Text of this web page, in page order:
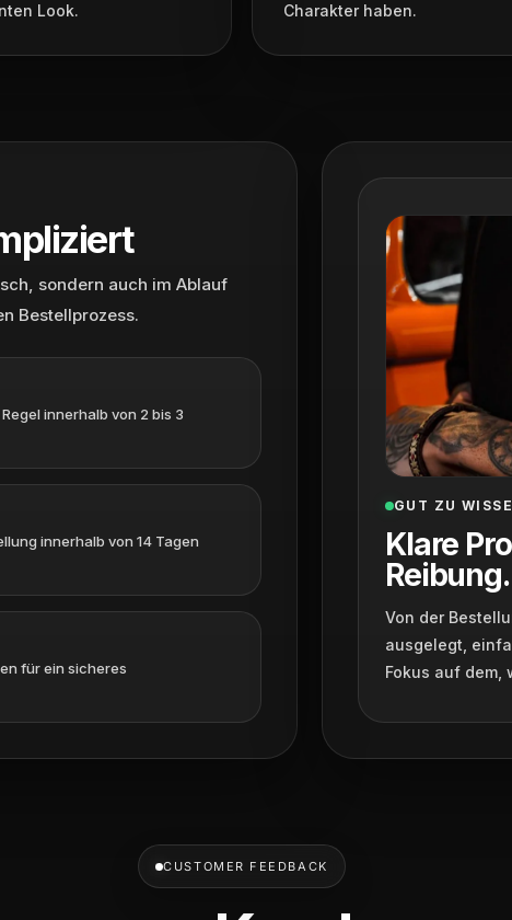
Look.
Charakter haben.
sondern auch im Ablauf
Bestellprozess.
innerhalb von 2 bis 3
innerhalb von 14 Tagen
für ein sicheres
GUT ZU
Klare
Reibung.
Von der
ausgelegt,
Fokus auf dem,
CUSTOMER FEEDBACK